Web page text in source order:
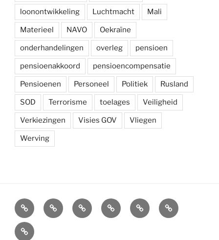
loonontwikkeling Luchtmacht Mali
Materieel NAVO Oekraïne
onderhandelingen overleg pensioen
pensioenakkoord pensioencompensatie
Pensioenen Personeel Politiek Rusland
SOD Terrorisme toelages Veiligheid
Verkiezingen Visies GOV Vliegen
Werving
Arbeidsvoorwaarden
Carré
Onze
krijgsmacht
Ledenvoordelen
AfdelingenSymposium
Carré